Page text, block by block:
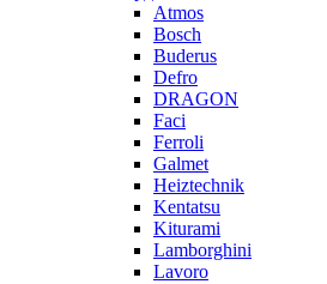
Atmos
Bosch
Buderus
Defro
DRAGON
Faci
Ferroli
Galmet
Heiztechnik
Kentatsu
Kiturami
Lamborghini
Lavoro